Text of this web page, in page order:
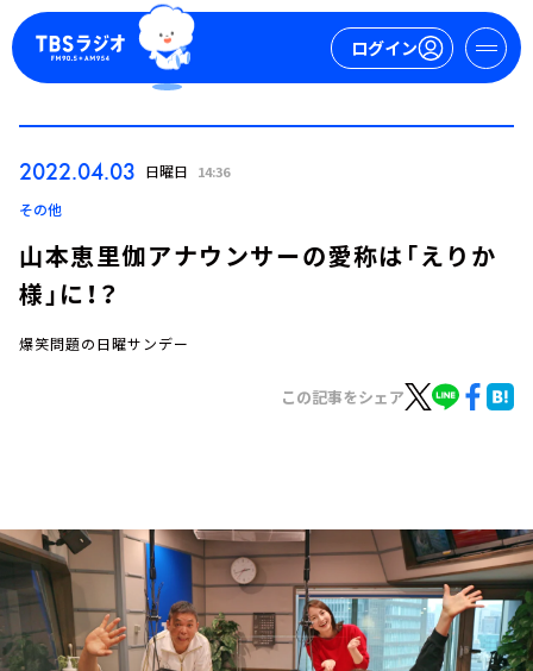
ログイン
お知らせ
イベント・グッズ
YouTube
会社情報
2022.04.03 日曜日 14:36
その他
山本恵里伽アナウンサーの愛称は「えりか
様」に！？
爆笑問題の日曜サンデー
この記事をシェア